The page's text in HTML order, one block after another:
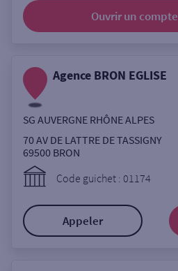
Ouverte le lundi
Ville / Code postal
Rue
Ouvrir un compte
Agence BRON EGLISE
SG AUVERGNE RHÔNE ALPES
70 AV DE LATTRE DE TASSIGNY
69500 BRON
Code guichet : 01174
Appeler